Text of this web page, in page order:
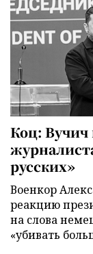
Коц: Вучич
русских»
Военкор
реакцию
на слова
«убивать